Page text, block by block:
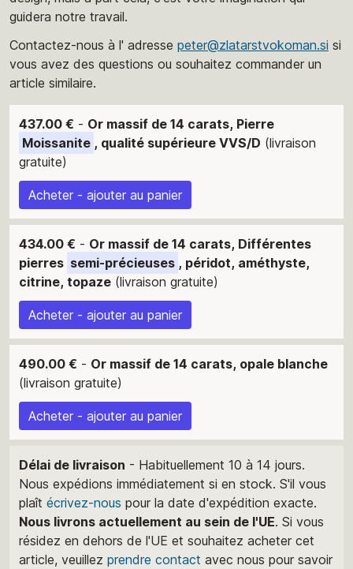
guidera notre travail.
Contactez-nous à l' adresse peter@zlatarstvokoman.si si
vous avez des questions ou souhaitez commander un
article similaire.
437.00 € - Or massif de 14 carats, Pierre
Moissanite , qualité supérieure VVS/D (livraison
gratuite)
Acheter - ajouter au panier
434.00 € - Or massif de 14 carats, Différentes
pierres semi-précieuses , péridot, améthyste,
citrine, topaze (livraison gratuite)
Acheter - ajouter au panier
490.00 € - Or massif de 14 carats, opale blanche
(livraison gratuite)
Acheter - ajouter au panier
Délai de livraison - Habituellement 10 à 14 jours.
Nous expédions immédiatement si en stock. S'il vous
plaît écrivez-nous pour la date d'expédition exacte.
Nous livrons actuellement au sein de l'UE. Si vous
résidez en dehors de l'UE et souhaitez acheter cet
article, veuillez prendre contact avec nous pour savoir